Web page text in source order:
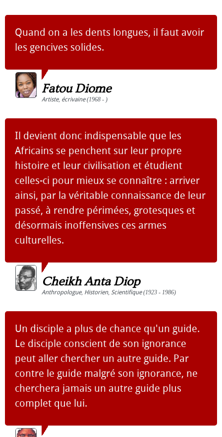
Quand on a les dents longues, il faut avoir
les gencives solides.
Fatou Diome
Artiste, écrivaine(1968 - )
Il devient donc indispensable que les
Africains se penchent sur leur propre
histoire et leur civilisation et étudient
celles-ci pour mieux se connaître : arriver
ainsi, par la véritable connaissance de leur
passé, à rendre périmées, grotesques et
désormais inoffensives ces armes
culturelles.
Cheikh Anta Diop
Anthropologue, Historien, Scientifique(1923 - 1986)
Un disciple a plus de chance qu'un guide.
Le disciple conscient de son ignorance
peut aller chercher un autre guide. Par
contre le guide malgré son ignorance, ne
cherchera jamais un autre guide plus
complet que lui.